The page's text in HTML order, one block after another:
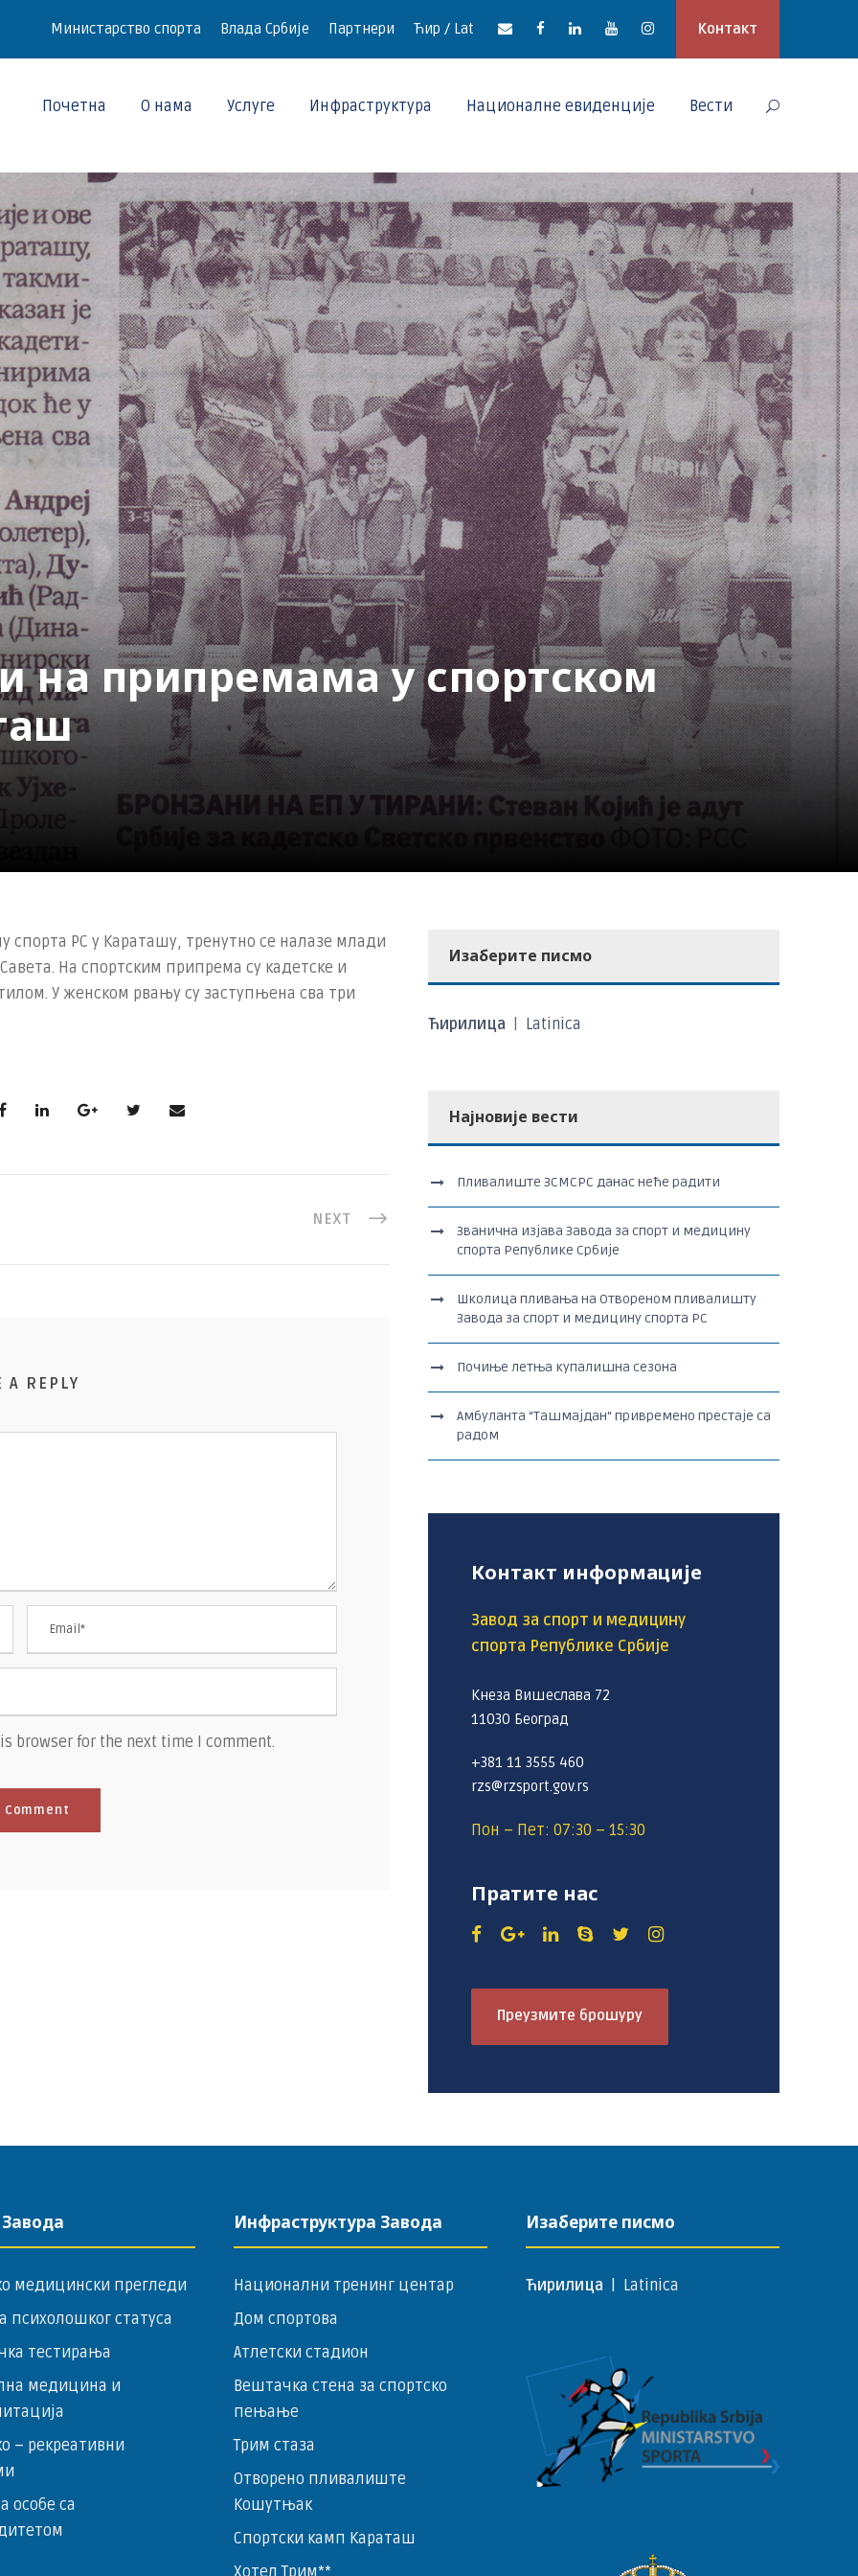
Министарство спорта Влада Србије Партнери Ћир / Lat Контакт
Почетна О нама Услуге Инфраструктура Националне евиденције Вести
на припремама у спортском
спорта РС у Караташу, тренутно се налазе млади
На спортским припрема су кадетске и
У женском рвању су заступњена сва три
NEXT
A REPLY
browser for the next time I comment.
Изаберите писмо
Ћирилица Latinica
Најновије вести
Пливалиште ЗСМСРС данас неће радити
Званична изјава Завода за спорт и медицину
спорта Републике Србије
Школица пливања на Отвореном пливалишту
Завода за спорт и медицину спорта РС
Почиње летња купалишна сезона
Амбуланта “Ташмајдан“ привремено престаје са
радом
Контакт информације
Завод за спорт и медицину
спорта Републике Србије
Кнеза Вишеслава 72
11030 Београд
+381 11 3555 460
rzs@rzsport.gov.rs
Пон – Пет: 07:30 – 15:30
Пратите нас
Преузмите брошуру
медицински прегледи
психолошког статуса
тестирања
медицина и
– ­рекреативни
особе са
Инфраструктура Завода
Национални тренинг центар
Дом спортова
Атлетски стадион
Вештачка стена за спортско
пењање
Трим стаза
Отворено пливалиште
Кошутњак
Спортски камп Караташ
Изаберите писмо
Ћирилица Latinica